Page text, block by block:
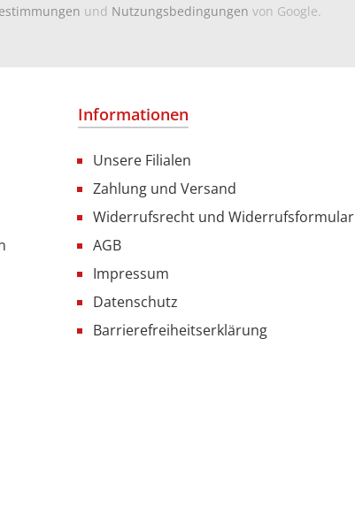
und Nutzungsbedingungen von Google.
Informationen
Unsere Filialen
Zahlung und Versand
Widerrufsrecht und Widerrufsformular
AGB
Impressum
Datenschutz
Barrierefreiheitserklärung